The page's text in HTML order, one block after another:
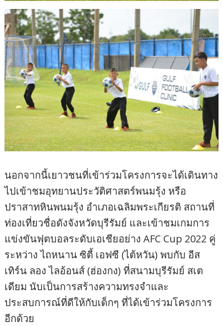
นอกจากนี้เยาวชนที่เข้าร่วมโครงการจะได้เดินทาง
ไปเข้าชมอุทยานประวัติศาสตร์พนมรุ้ง หรือ
ปราสาทหินพนมรุ้ง อำเภอเฉลิมพระเกียรติ สถานที่
ท่องเที่ยวชื่อดังจังหวัดบุรีรัมย์ และเข้าชมเกมการ
แข่งขันฟุตบอลระดับเอเชียอย่าง AFC Cup 2022 คู่
ระหว่าง ไถหนาน ซิตี้ เอฟซี (ไต้หวัน) พบกับ อีส
เทิร์น ลอง ไลอ้อนส์ (ฮ่องกง) ที่สนามบุรีรัมย์ สเต
เดียม นับเป็นการสร้างความทรงจำและ
ประสบการณ์ที่ดีให้กับเด็กๆ ที่ได้เข้าร่วมโครงการ
อีกด้วย